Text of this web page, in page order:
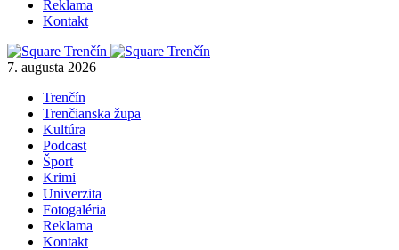
Reklama
Kontakt
7. augusta 2026
Trenčín
Trenčianska župa
Kultúra
Podcast
Šport
Krimi
Univerzita
Fotogaléria
Reklama
Kontakt